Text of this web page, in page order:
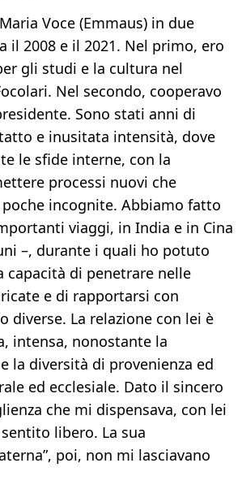
Voce (Emmaus) in due
il 2008 e il 2021. Nel primo, ero
gli studi e la cultura nel
Nel secondo, cooperavo
Sono stati anni di
e inusitata intensità, dove
le sfide interne, con la
processi nuovi che
incognite. Abbiamo fatto
viaggi, in India e in Cina
–, durante i quali ho potuto
capacità di penetrare nelle
e di rapportarsi con
diverse. La relazione con lei è
intensa, nonostante la
la diversità di provenienza ed
ed ecclesiale. Dato il sincero
che mi dispensava, con lei
libero. La sua
poi, non mi lasciavano